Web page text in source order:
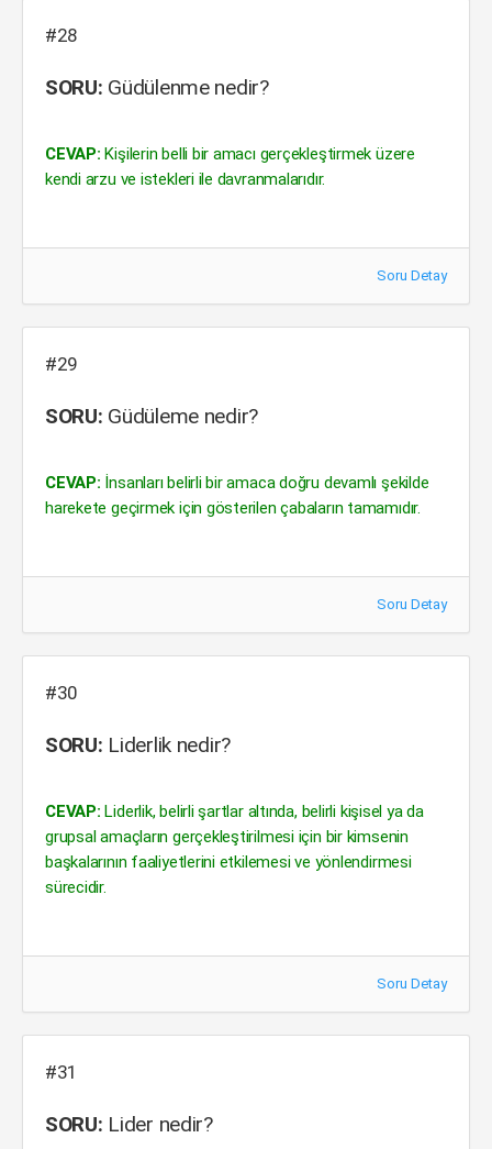
#28
SORU: Güdülenme nedir?
CEVAP: Kişilerin belli bir amacı gerçekleştirmek üzere
kendi arzu ve istekleri ile davranmalarıdır.
Soru Detay
#29
SORU: Güdüleme nedir?
CEVAP: İnsanları belirli bir amaca doğru devamlı şekilde
harekete geçirmek için gösterilen çabaların tamamıdır.
Soru Detay
#30
SORU: Liderlik nedir?
CEVAP: Liderlik, belirli şartlar altında, belirli kişisel ya da
grupsal amaçların gerçekleştirilmesi için bir kimsenin
başkalarının faaliyetlerini etkilemesi ve yönlendirmesi
sürecidir.
Soru Detay
#31
SORU: Lider nedir?